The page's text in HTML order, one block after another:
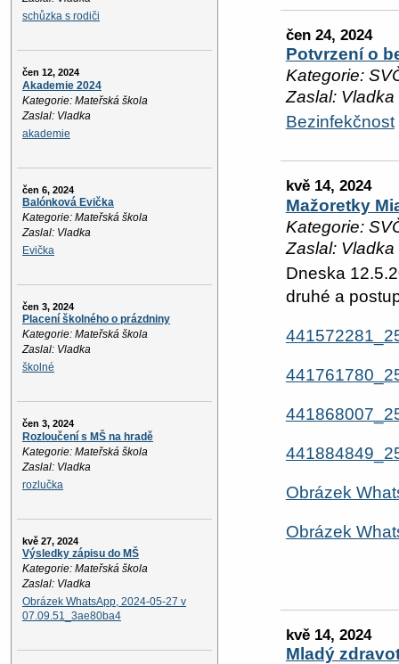
schůzka s rodiči
čen 12, 2024
Akademie 2024
Kategorie: Mateřská škola
Zaslal: Vladka
akademie
čen 6, 2024
Balónková Evička
Kategorie: Mateřská škola
Zaslal: Vladka
Evička
čen 3, 2024
Placení školného o prázdniny
Kategorie: Mateřská škola
Zaslal: Vladka
školné
čen 3, 2024
Rozloučení s MŠ na hradě
Kategorie: Mateřská škola
Zaslal: Vladka
rozlučka
kvě 27, 2024
Výsledky zápisu do MŠ
Kategorie: Mateřská škola
Zaslal: Vladka
Obrázek WhatsApp, 2024-05-27 v
07.09.51_3ae80ba4
čen 24, 2024
Potvrzení o
Kategorie:
Zaslal: Vladka
Bezinfekčnost
kvě 14, 2024
Mažoretky
Kategorie:
Zaslal: Vladka
Dneska
druhé a
Obrázek
Obrázek
kvě 14, 2024
Mladý